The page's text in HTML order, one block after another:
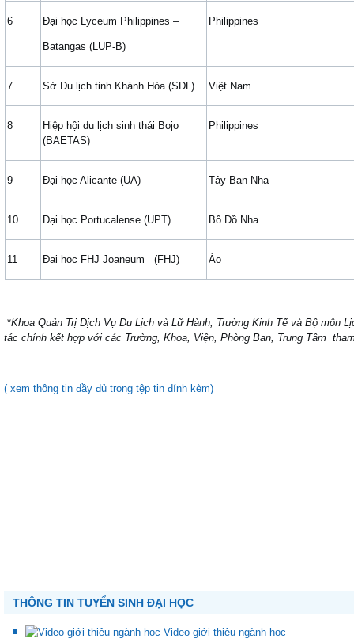
6 Đại học Lyceum Philippines –
Batangas (LUP-B)
Philippines
7 Sở Du lịch tỉnh Khánh Hòa (SDL) Việt Nam
8
Hiệp hội du lịch sinh thái Bojo
(BAETAS)
Philippines
9 Đại học Alicante (UA) Tây Ban Nha
10 Đại học Portucalense (UPT) Bồ Đồ Nha
11 Đại học FHJ Joaneum (FHJ) Áo
*Khoa Quản Trị Dịch Vụ Du Lịch và Lữ Hành, Trường Kinh Tế và Bộ môn
tác chính kết hợp với các Trường, Khoa, Viện, Phòng Ban, Trung Tâm
( xem thông tin đầy đủ trong tệp tin đính kèm)
.
THÔNG TIN TUYỂN SINH ĐẠI HỌC
Video giới thiệu ngành học